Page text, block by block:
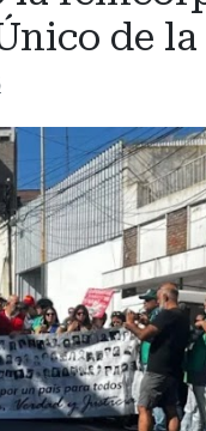
de la